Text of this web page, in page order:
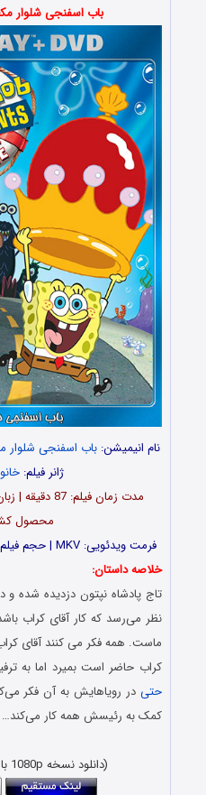
باب اسفنجی شلوار
نام انیمیشن: باب اسفنجی شلوار
ژانر فیلم:
مدت زمان
محصول
فرمت ویدئویی: MKV | حجم فیلم: 1.45 گیگابایت + 650 مگابایت
خلاصه داستان:
تاج پادشاه نپتون دزدیده
نظر می‌رسد که کار آقای کراب
ماست. همه فکر می کنند آقای
کراب حاضر است بمیرد اما به
حتی در رویاهایش به آن فکر
کمک به رئیسش همه کار می‌کند…
(دانلود نسخه 1080p با حجم 1.45 گیگابایت)